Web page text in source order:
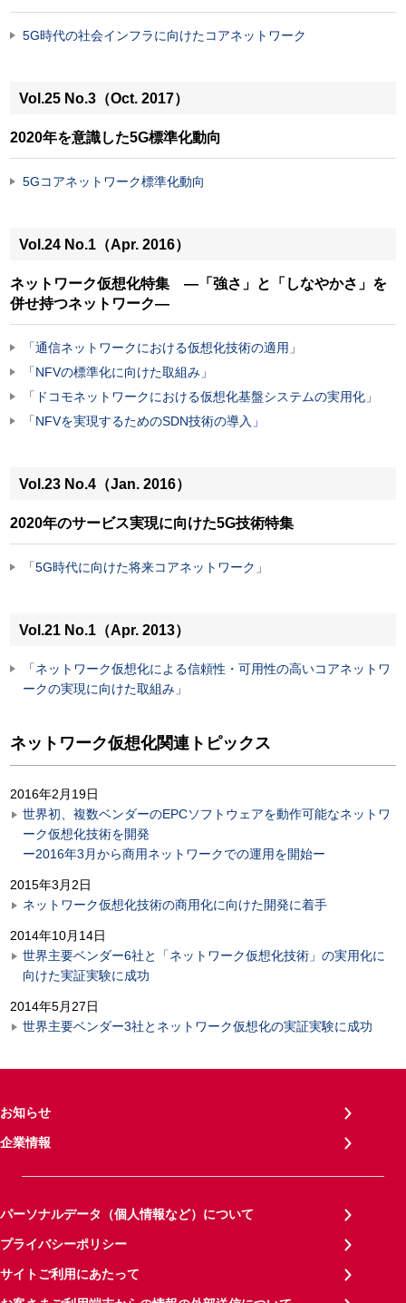
5G時代の社会インフラに向けたコアネットワーク
Vol.25 No.3（Oct. 2017）
2020年を意識した5G標準化動向
5Gコアネットワーク標準化動向
Vol.24 No.1（Apr. 2016）
ネットワーク仮想化特集 —「強さ」と「しなやかさ」を
併せ持つネットワーク—
「通信ネットワークにおける仮想化技術の適用」
「NFVの標準化に向けた取組み」
「ドコモネットワークにおける仮想化基盤システムの実用化」
「NFVを実現するためのSDN技術の導入」
Vol.23 No.4（Jan. 2016）
2020年のサービス実現に向けた5G技術特集
「5G時代に向けた将来コアネットワーク」
Vol.21 No.1（Apr. 2013）
「ネットワーク仮想化による信頼性・可用性の高いコアネットワ
ークの実現に向けた取組み」
ネットワーク仮想化関連トピックス
2016年2月19日
世界初、複数ベンダーのEPCソフトウェアを動作可能なネットワ
ーク仮想化技術を開発
ー2016年3月から商用ネットワークでの運用を開始ー
2015年3月2日
ネットワーク仮想化技術の商用化に向けた開発に着手
2014年10月14日
世界主要ベンダー6社と「ネットワーク仮想化技術」の実用化に
向けた実証実験に成功
2014年5月27日
世界主要ベンダー3社とネットワーク仮想化の実証実験に成功
お知らせ
企業情報
パーソナルデータ（個人情報など）について
プライバシーポリシー
サイトご利用にあたって